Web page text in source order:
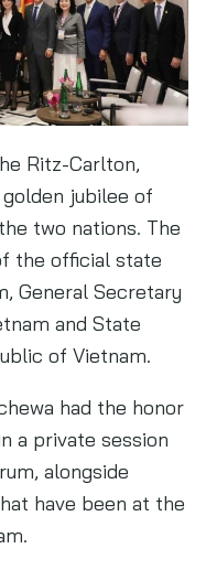
Ritz-Carlton,
jubilee of
two nations. The
the official state
General Secretary
and State
of Vietnam.
had the honor
a private session
alongside
have been at the